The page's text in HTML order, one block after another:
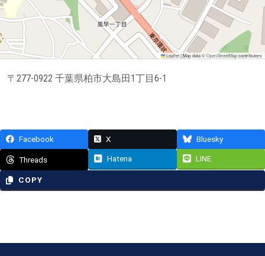
Leaflet|Map data ©OpenStreetMapcontributors
〒277-0922 千葉県柏市大島田1丁目6-1
Facebook X Bluesky
Threads Hatena LINE
COPY